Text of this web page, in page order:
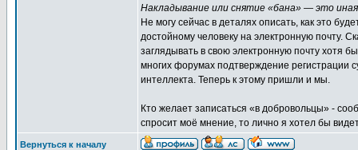
Накладывание или снятие «бана» — это
Не могу сейчас в деталях описать, как это
достойному человеку на электронную почту.
заглядывать в свою электронную почту хотя
многих форумах подтверждение регистрации
интеллекта. Теперь к этому пришли и мы.
Кто желает записаться «в добровольцы» -
спросит моё мнение, то лично я хотел бы
Вернуться к началу